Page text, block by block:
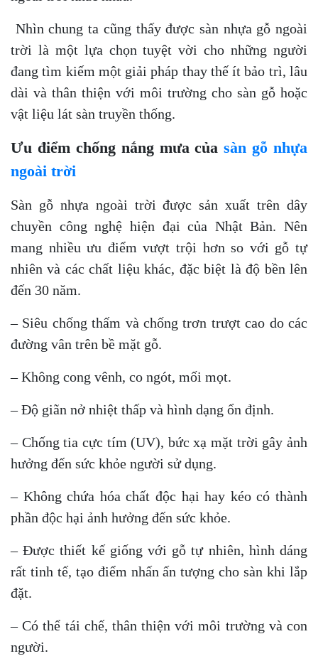
Nhìn chung ta cũng thấy được sàn nhựa gỗ ngoài
trời là một lựa chọn tuyệt vời cho những người
đang tìm kiếm một giải pháp thay thế ít bảo trì, lâu
dài và thân thiện với môi trường cho sàn gỗ hoặc
vật liệu lát sàn truyền thống.
Ưu điểm chống nắng mưa củasàn gỗ nhựa
ngoài trời
Sàn gỗ nhựa ngoài trời được sản xuất trên dây
chuyền công nghệ hiện đại của Nhật Bản. Nên
mang nhiều ưu điểm vượt trội hơn so với gỗ tự
nhiên và các chất liệu khác, đặc biệt là độ bền lên
đến 30 năm.
– Siêu chống thấm và chống trơn trượt cao do các
đường vân trên bề mặt gỗ.
– Không cong vênh, co ngót, mối mọt.
– Độ giãn nở nhiệt thấp và hình dạng ổn định.
– Chống tia cực tím (UV), bức xạ mặt trời gây ảnh
hưởng đến sức khỏe người sử dụng.
– Không chứa hóa chất độc hại hay kéo có thành
phần độc hại ảnh hưởng đến sức khỏe.
– Được thiết kế giống với gỗ tự nhiên, hình dáng
rất tinh tế, tạo điểm nhấn ấn tượng cho sàn khi lắp
đặt.
– Có thể tái chế, thân thiện với môi trường và con
người.